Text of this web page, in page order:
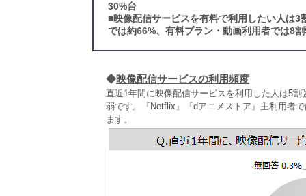
30%台
■映像配信サービスを有料で利用したい人は
では約66%、有料プラン・動画利用者では8
◆映像配信サービスの利用頻度
直近1年間に映像配信サービスを利用した人は5
弱です。『Netflix』『dアニメストア』主利用者
ます。